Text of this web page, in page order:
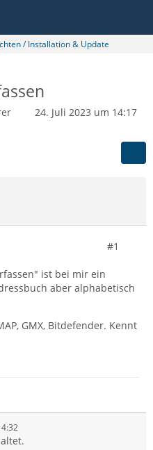
/ Installation & Update
24. Juli 2023 um 14:17
#1
ist bei mir ein
aber alphabetisch
GMX, Bitdefender. Kennt